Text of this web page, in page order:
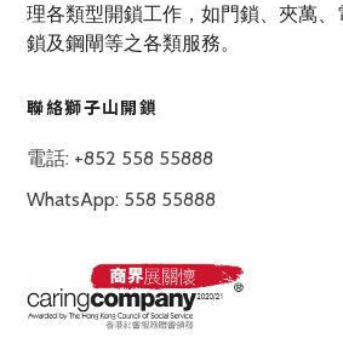
理各類型開鎖工作，如門鎖、夾萬
鎖及鋼閘等之各類服務。
聯絡獅子山開鎖
電話: +852 558 55888
WhatsApp: 558 55888